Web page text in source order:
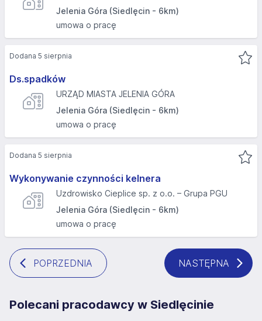
Jelenia Góra (Siedlęcin - 6km)
umowa o pracę
Ds.spadków
URZĄD MIASTA JELENIA GÓRA
Jelenia Góra (Siedlęcin - 6km)
umowa o pracę
Dodana 5 sierpnia
Wykonywanie czynności kelnera
Uzdrowisko Cieplice sp. z o.o. – Grupa PGU
Jelenia Góra (Siedlęcin - 6km)
umowa o pracę
Dodana 5 sierpnia
POPRZEDNIA NASTĘPNA
Polecani pracodawcy w Siedlęcinie